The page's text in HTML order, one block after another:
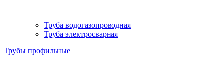
Труба водогазопроводная
Труба электросварная
Трубы профильные